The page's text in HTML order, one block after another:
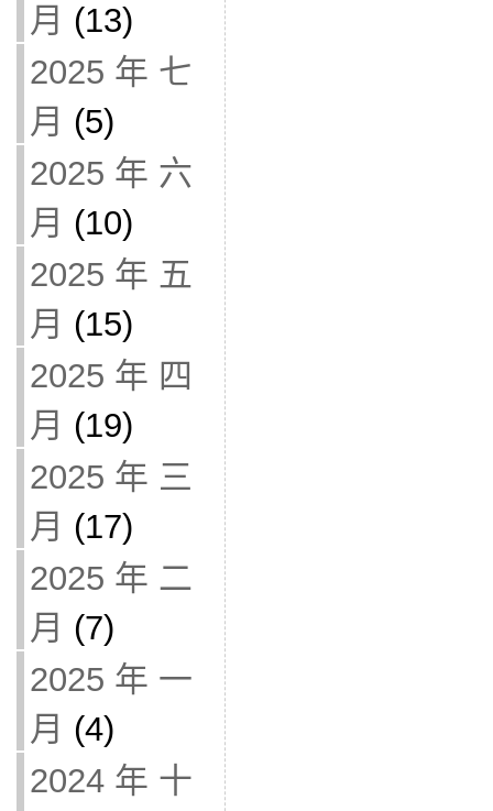
月 (13)
2025 年 七
月 (5)
2025 年 六
月 (10)
2025 年 五
月 (15)
2025 年 四
月 (19)
2025 年 三
月 (17)
2025 年 二
月 (7)
2025 年 一
月 (4)
2024 年 十